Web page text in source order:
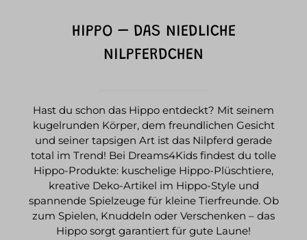
HIPPO – DAS NIEDLICHE
NILPFERDCHEN
Hast du schon das Hippo entdeckt? Mit seinem
kugelrunden Körper, dem freundlichen Gesicht
und seiner tapsigen Art ist das Nilpferd gerade
total im Trend! Bei Dreams4Kids findest du tolle
Hippo-Produkte: kuschelige Hippo-Plüschtiere,
kreative Deko-Artikel im Hippo-Style und
spannende Spielzeuge für kleine Tierfreunde. Ob
zum Spielen, Knuddeln oder Verschenken – das
Hippo sorgt garantiert für gute Laune!